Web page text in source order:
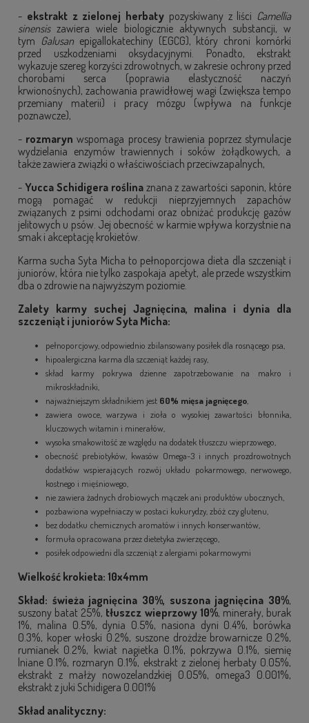
- ekstrakt z zielonej herbaty pozyskiwany z liści Camellia
sinensiszawiera wiele biologicznie aktywnych substancji, w
tym Galusanepigallokatechiny (EGCG), który chroni komórki
przed uszkodzeniami oksydacyjnymi. Ponadto, ekstrakt
wykazuje szereg korzyści zdrowotnych, w zakresie ochrony przed
chorobami serca (poprawia elastyczność naczyń
krwionośnych), zachowania prawidłowej wagi (zwiększa tempo
przemiany materii) i pracy mózgu (wpływa na funkcje
poznawcze),
- rozmarynwspomaga procesy trawienia poprzez stymulacje
wydzielania enzymów trawiennych i soków żołądkowych, a
także zawiera związki o właściwościach przeciwzapalnych,
- Yucca Schidigera roślinaznana z zawartości saponin, które
mogą pomagać w redukcji nieprzyjemnych zapachów
związanych z psimi odchodami oraz obniżać produkcję gazów
jelitowych u psów. Jej obecność w karmie wpływa korzystnie na
smak i akceptację krokietów.
Karma sucha Syta Micha to pełnoporcjowa dieta dla szczeniąt i
juniorów, która nie tylko zaspokaja apetyt, ale przede wszystkim
dba o zdrowie na najwyższym poziomie.
Zalety karmy suchej Jagnięcina, malina i dynia dla
szczeniąt i juniorów Syta Micha:
pełnoporcjowy, odpowiednio zbilansowany posiłek dla rosnącego psa,
hipoalergiczna karma dla szczeniąt każdej rasy,
skład karmy pokrywa dzienne zapotrzebowanie na makro i
mikroskładniki,
najważniejszym składnikiem jest 60% mięsa jagnięcego
zawiera owoce, warzywa i zioła o wysokiej zawartości błonnika,
kluczowych witamin i minerałów,
wysoka smakowitość ze względu na dodatek tłuszczu wieprzowego,
obecność prebiotyków, kwasów Omega-3 i innych prozdrowotnych
dodatków wspierających rozwój układu pokarmowego, nerwowego,
kostnego i mięśniowego,
nie zawiera żadnych drobiowych mączek ani produktów ubocznych,
pozbawiona wypełniaczy w postaci kukurydzy, zbóż czy glutenu,
bez dodatku chemicznych aromatów i innych konserwantów,
formuła opracowana przez dietetyka zwierzęcego,
posiłek odpowiedni dla szczeniąt z alergiami pokarmowymi
Wielkość krokieta: 10x4mm
Skład: świeża jagnięcina 30%, suszona jagnięcina 30%,
suszony batat 25%, tłuszcz wieprzowy 10%, minerały, burak
1%, malina 0.5%, dynia 0.5%, nasiona dyni 0.4%, borówka
0.3%, koper włoski 0.2%, suszone drożdże browarnicze 0.2%,
rumianek 0.2%, kwiat nagietka 0.1%, pokrzywa 0.1%, siemię
lniane 0.1%, rozmaryn 0.1%, ekstrakt z zielonej herbaty 0.05%,
ekstrakt z małży nowozelandzkiej 0.05%, omega3 0.001%,
ekstrakt z juki Schidigera 0.001%
Skład analityczny: